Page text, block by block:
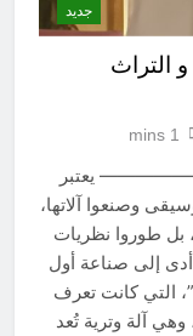
جديد
التراث
1 mins
يعتبر
وصنعوا آلاتها،
بل طوروا نظريات
أدى إلى صناعة أول
التي كانت تعرف
آلة وترية تُعد